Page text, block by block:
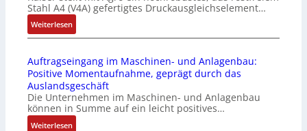
C
l
ä
s
t
s
i
c
u
l
e
r
i
n
g
e
6
2
4
3
-
Z
e
r
t
Stahl A4 (V4A) gefertigtes Druckausgleichselement…
Weiterlesen:
D
u
c
k
a
u
s
Auftragseingang im Maschinen- und Anlagenbau:
Positive Momentaufnahme, geprägt durch das
Auslandsgeschäft
Die Unternehmen im Maschinen- und Anlagenbau
können in Summe auf ein leicht positives…
Weiterlesen: